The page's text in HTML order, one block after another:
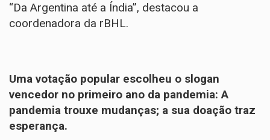
“Da Argentina até a Índia”, destacou a
coordenadora da rBHL.
Uma votação popular escolheu o slogan
vencedor no primeiro ano da pandemia: A
pandemia trouxe mudanças; a sua doação traz
esperança.